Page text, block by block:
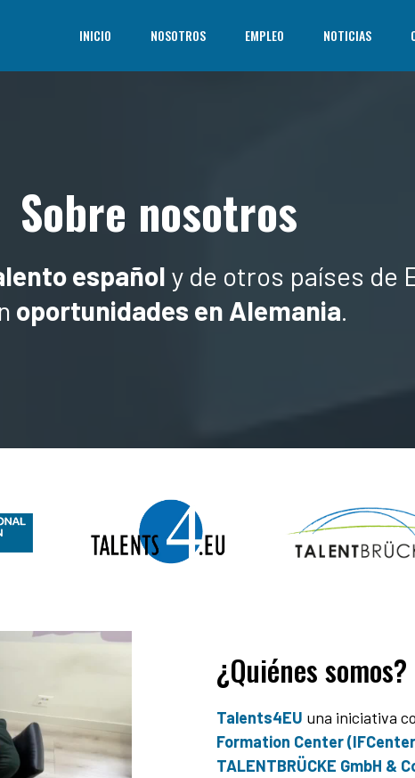
INICIO NOSOTROS EMPLEO NOTICIAS
Sobre nosotros
español y de otros países de
oportunidades en Alemania.
¿Quiénes somos?
Talents4EU una iniciativa
Formation Center
TALENTBRÜCKE GmbH &